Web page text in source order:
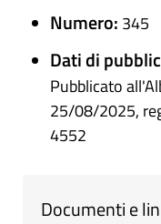
Numero: 345
Dati di
Pubblicato
25/08/2025,
4552
Documenti e